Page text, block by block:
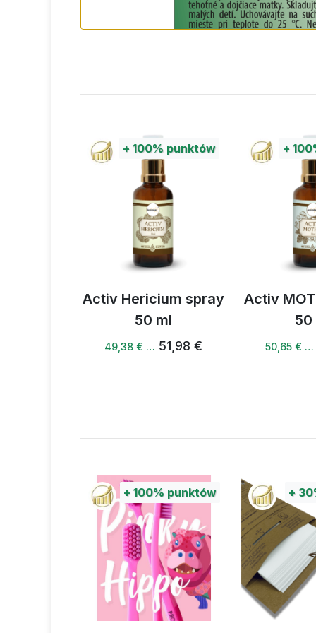
+100%punktów
Activ Hericium spray
50 ml
49,38 € …51,98 €
+100%
Activ
50
50,65 € …
+ 100%punktów +